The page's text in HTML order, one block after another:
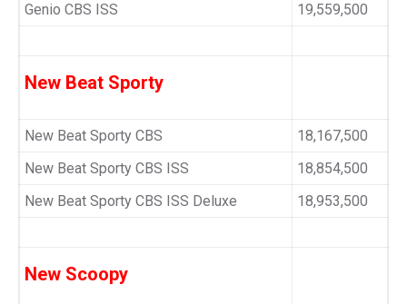
Genio CBS ISS
19,559,500
New Beat Sporty
New Beat Sporty CBS
18,167,500
New Beat Sporty CBS ISS
18,854,500
New Beat Sporty CBS ISS Deluxe
18,953,500
New Scoopy